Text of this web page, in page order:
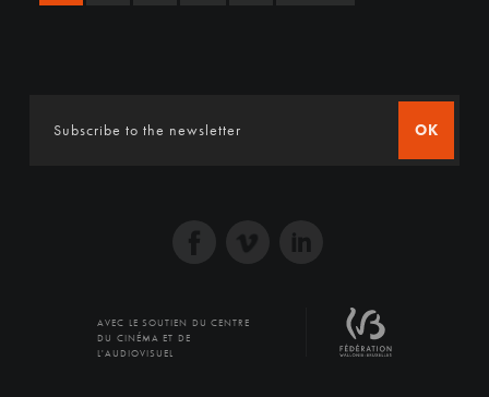
OK
AVEC LE SOUTIEN DU CENTRE
DU CINÉMA ET DE
L'AUDIOVISUEL